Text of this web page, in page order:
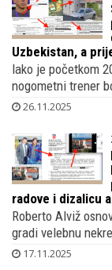
Uzbekistan, a
Iako je početkom
nogometni trener
26.11.2025
radove i dizalicu
Roberto Alviž
gradi velebnu
17.11.2025